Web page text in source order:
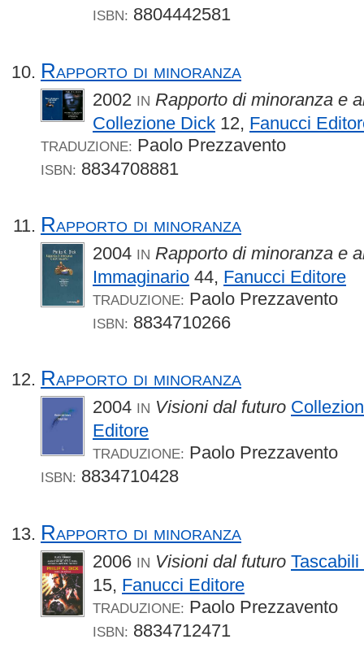
ISBN: 8804442581
Rapporto di minoranza
2002 IN Rapporto di minoranza e
Collezione Dick 12, Fanucci
TRADUZIONE: Paolo Prezzavento
ISBN: 8834708881
Rapporto di minoranza
2004 IN Rapporto di minoranza e
Immaginario 44, Fanucci Editore
TRADUZIONE: Paolo Prezzavento
ISBN: 8834710266
Rapporto di minoranza
2004 IN Visioni dal futuro
Editore
TRADUZIONE: Paolo Prezzavento
ISBN: 8834710428
Rapporto di minoranza
2006 IN Visioni dal futuro
15, Fanucci Editore
TRADUZIONE: Paolo Prezzavento
ISBN: 8834712471